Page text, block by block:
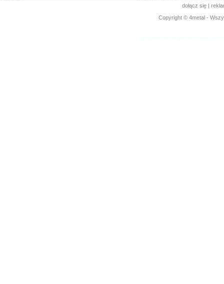
dołącz się |
Copyright © 4metal -